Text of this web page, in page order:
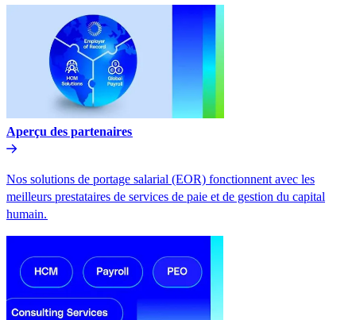
Aperçu des partenaires​​
Nos solutions de portage salarial (EOR) fonctionnent avec les
meilleurs prestataires de services de paie et de gestion du capital
humain.​​